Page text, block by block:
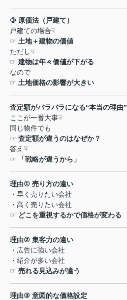
③ 原価法（戸建て）
戸建ての場合☟
☞ 土地＋建物の価値
ただし☟
☞ 建物は年々価値が下がる
なので
☞ 土地価格の影響が大きい
査定額がバラバラになる“本当の理由”
ここが一番大事☟
同じ物件でも
☞ 査定額が違うのはなぜか？
答え ☟
☞
「戦略が違うから」
理由① 売り方の違い
・早く売りたい会社
・高く売りたい会社
☞ どこを重視するかで価格が変わる
理由② 集客力の違い
・広告に強い会社
・紹介が多い会社
☞ 売れる見込みが違う
理由③ 意図的な価格設定